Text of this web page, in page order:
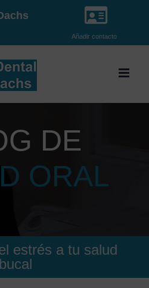
Añadir contacto
DE
ORAL
estrés a tu salud
bucal